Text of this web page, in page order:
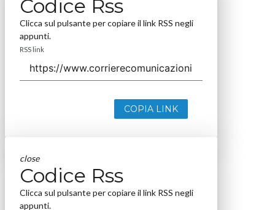
Codice Rss
Clicca sul pulsante per copiare il link RSS negli
appunti.
RSS link
COPIA LINK
close
Codice Rss
Clicca sul pulsante per copiare il link RSS negli
appunti.